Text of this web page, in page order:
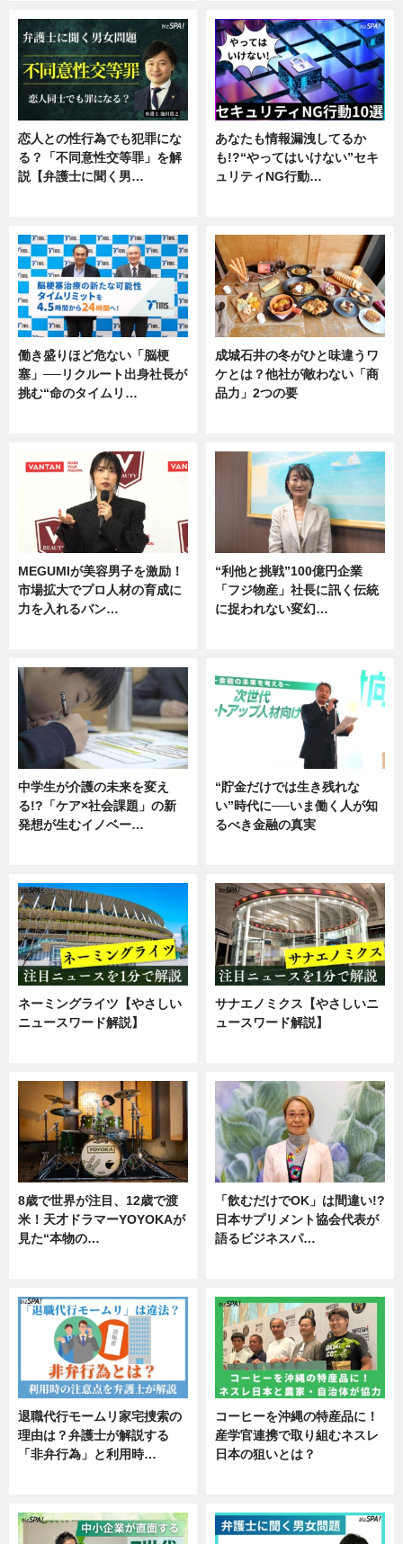
恋人との性行為でも犯罪にな
る？「不同意性交等罪」を解
説【弁護士に聞く男…
あなたも情報漏洩してるか
も!?“やってはいけない”セキ
ュリティNG行動…
働き盛りほど危ない「脳梗
塞」──リクルート出身社長が
挑む“命のタイムリ…
成城石井の冬がひと味違うワ
ケとは？他社が敵わない「商
品力」2つの要
MEGUMIが美容男子を激励！
市場拡大でプロ人材の育成に
力を入れるバン…
“利他と挑戦”100億円企業
「フジ物産」社長に訊く伝統
に捉われない変幻…
中学生が介護の未来を変え
る!?「ケア×社会課題」の新
発想が生むイノベー…
“貯金だけでは生き残れな
い”時代に──いま働く人が知
るべき金融の真実
ネーミングライツ【やさしい
ニュースワード解説】
サナエノミクス【やさしいニ
ュースワード解説】
8歳で世界が注目、12歳で渡
米！天才ドラマーYOYOKAが
見た“本物の…
「飲むだけでOK」は間違い!?
日本サプリメント協会代表が
語るビジネスパ…
退職代行モームリ家宅捜索の
理由は？弁護士が解説する
「非弁行為」と利用時…
コーヒーを沖縄の特産品に！
産学官連携で取り組むネスレ
日本の狙いとは？